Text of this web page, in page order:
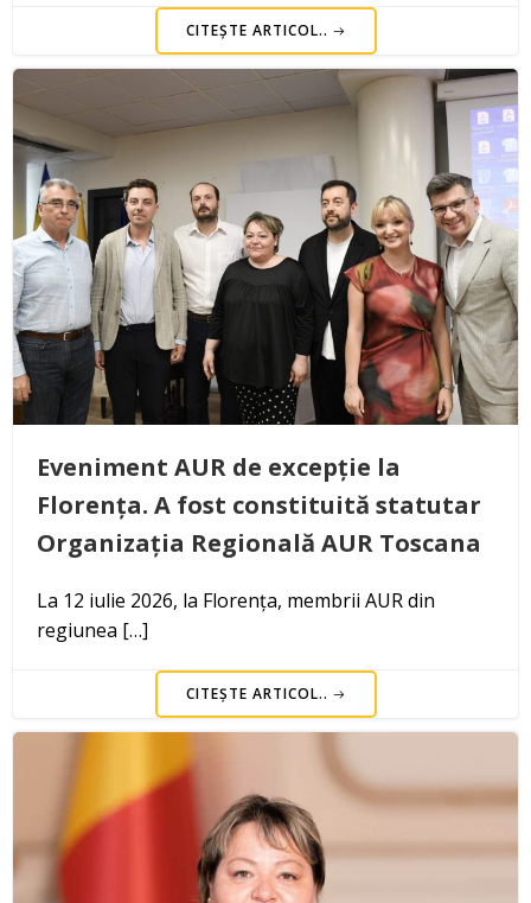
CITEȘTE ARTICOL..
Eveniment AUR de excepție la
Florența. A fost constituită statutar
Organizația Regională AUR Toscana
La 12 iulie 2026, la Florența, membrii AUR din
regiunea […]
CITEȘTE ARTICOL..